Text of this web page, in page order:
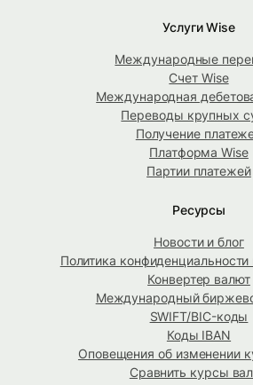
Услуги Wise
Международные
Счет Wise
Международная
Переводы крупных
Получение
Платформа Wise
Партии платежей
Ресурсы
Новости и блог
Политика
Конвертер валют
Международный
SWIFT/BIC-коды
Коды IBAN
Оповещения об изменении
Сравнить курсы